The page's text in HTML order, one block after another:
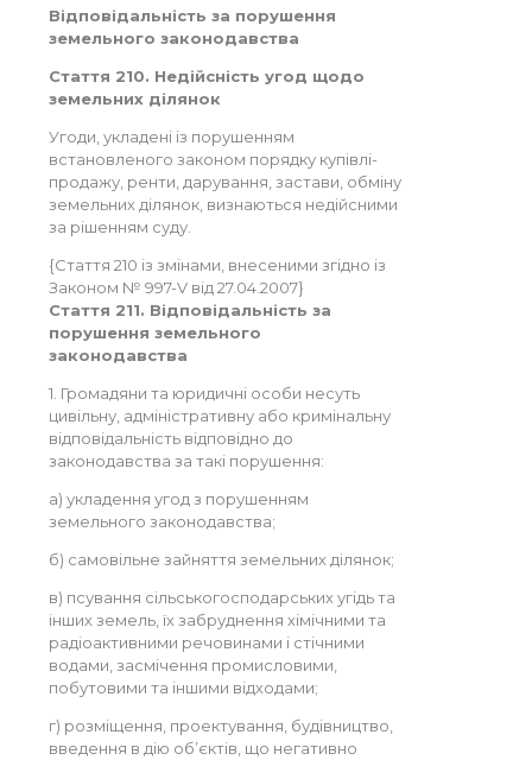
Відповідальність за порушення
земельного законодавства
Стаття 210. Недійсність угод щодо
земельних ділянок
Угоди, укладені із порушенням
встановленого законом порядку купівлі-
продажу, ренти, дарування, застави, обміну
земельних ділянок, визнаються недійсними
за рішенням суду.
{Стаття 210 із змінами, внесеними згідно із
Законом № 997-V від 27.04.2007}
Стаття 211. Відповідальність за
порушення земельного
законодавства
1. Громадяни та юридичні особи несуть
цивільну, адміністративну або кримінальну
відповідальність відповідно до
законодавства за такі порушення:
а) укладення угод з порушенням
земельного законодавства;
б) самовільне зайняття земельних ділянок;
в) псування сільськогосподарських угідь та
інших земель, їх забруднення хімічними та
радіоактивними речовинами і стічними
водами, засмічення промисловими,
побутовими та іншими відходами;
г) розміщення, проектування, будівництво,
введення в дію об’єктів, що негативно